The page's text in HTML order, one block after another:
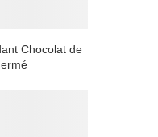
Chocolat de